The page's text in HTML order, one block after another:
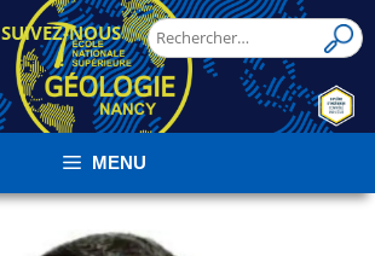
SUIVEZ-NOUS
!
MENU